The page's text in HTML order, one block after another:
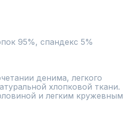
95%, спандекс 5%
денима, легкого
хлопковой ткани.
и легким кружевным